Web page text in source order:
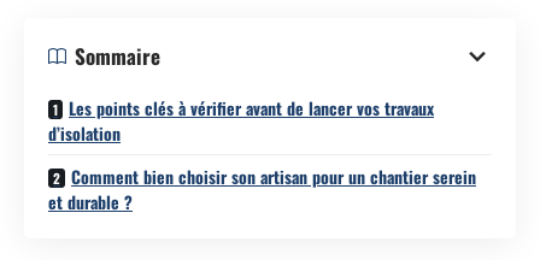
Sommaire
Les points clés à vérifier avant de lancer vos travaux
d’isolation
Comment bien choisir son artisan pour un chantier serein
et durable ?